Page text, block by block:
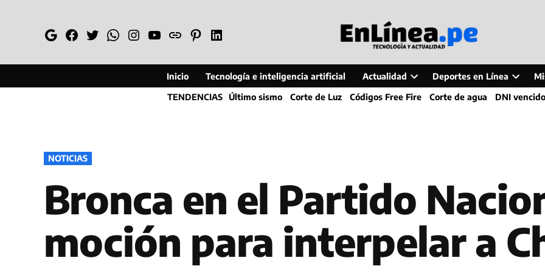
GoogleFacebook
TwitterWhatsapp
Instagram
YouTube
WebPinterestLinkedin
Inicio Tecnología e inteligencia artificial Actualidad
Open
dropdown
Deportes en Línea
Open
dropdown
TENDENCIAS Último sismo Corte de Luz Códigos Free Fire Corte de agua DNI vencido
PUBLICADO
EN
NOTICIAS
Bronca en el Partido
moción para interpelar a